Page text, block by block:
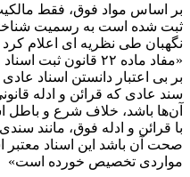
بر اساس مواد فوق، فقط
ثبت شده است به رسمیت
نگهبان طی نظریه ای اعلام
بر بی اعتبار دانستن اسناد
سند عادی که قرائن و ادله
آن‌ها باشد، خلاف شرع و باطل
با قرائن و ادله فوق، مانند
صحت آن باشد این اسناد معتبر
مواردی تخصیص خورده است»